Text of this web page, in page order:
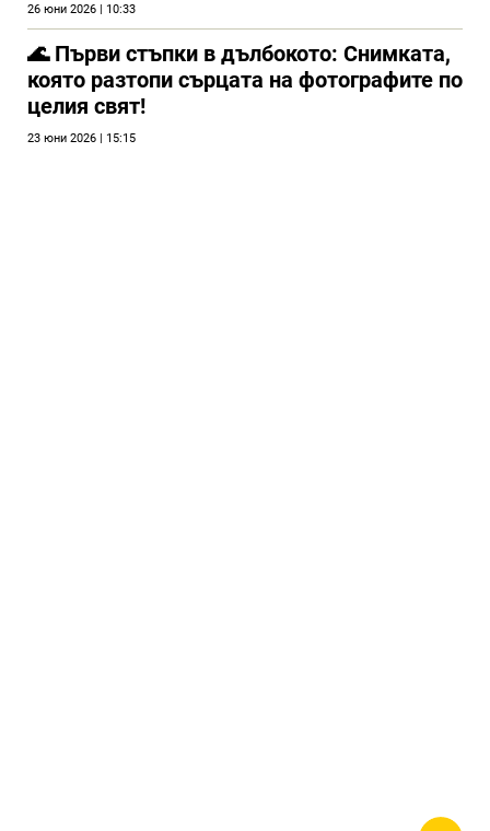
26 юни 2026 | 10:33
🌊 Първи стъпки в дълбокото: Снимката,
която разтопи сърцата на фотографите по
целия свят!
23 юни 2026 | 15:15